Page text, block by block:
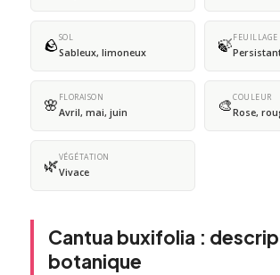
🪨SOL
Sableux, limoneux 🍃FEUILLAGE
🌸 FLORAISON
Avril, mai, juin 🎨COULEUR
Rose,
🌿VÉGÉTATION
Vivace
Cantua buxifolia :
botanique